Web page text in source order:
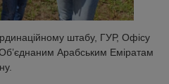
штабу, ГУР, Офісу
Арабським Еміратам